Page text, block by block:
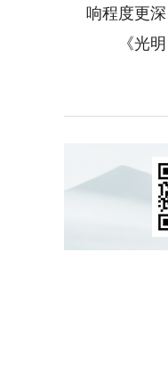
响程度更
《光明日